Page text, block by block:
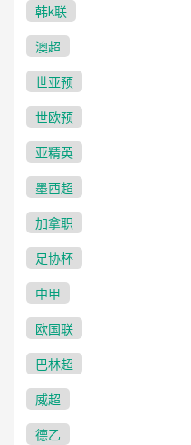
韩k联
澳超
世亚预
世欧预
亚精英
墨西超
加拿职
足协杯
中甲
欧国联
巴林超
威超
德乙